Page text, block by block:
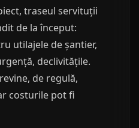
traseul servituții
de la început:
utilajele de șantier,
declivitățile.
de regulă,
costurile pot fi